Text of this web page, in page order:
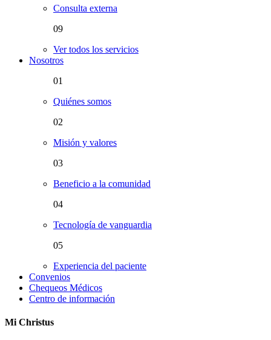
Consulta externa
09
Ver todos los servicios
Nosotros
01
Quiénes somos
02
Misión y valores
03
Beneficio a la comunidad
04
Tecnología de vanguardia
05
Experiencia del paciente
Convenios
Chequeos Médicos
Centro de información
Mi Christus